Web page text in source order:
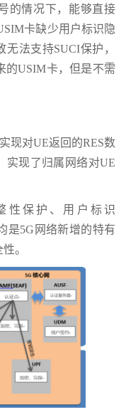
的情况下，能够直接
卡缺少用户标识隐
法支持SUCI保护，
的USIM卡，但是不需
现对UE返回的RES数
实现了归属网络对UE
性保护、用户标识
是5G网络新增的特有
。